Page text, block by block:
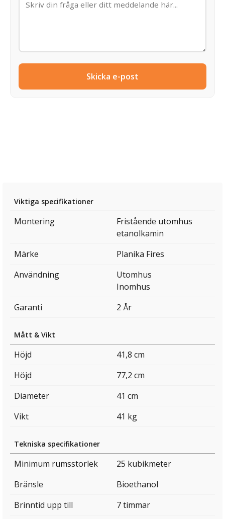
Skicka e-post
Viktiga specifikationer
Montering
Fristående utomhus
etanolkamin
Märke
Planika Fires
Användning
Utomhus
Inomhus
Garanti
2 År
Mått & Vikt
Höjd
41,8 cm
Höjd
77,2 cm
Diameter
41 cm
Vikt
41 kg
Tekniska specifikationer
Minimum rumsstorlek
25 kubikmeter
Bränsle
Bioethanol
Brinntid upp till
7 timmar